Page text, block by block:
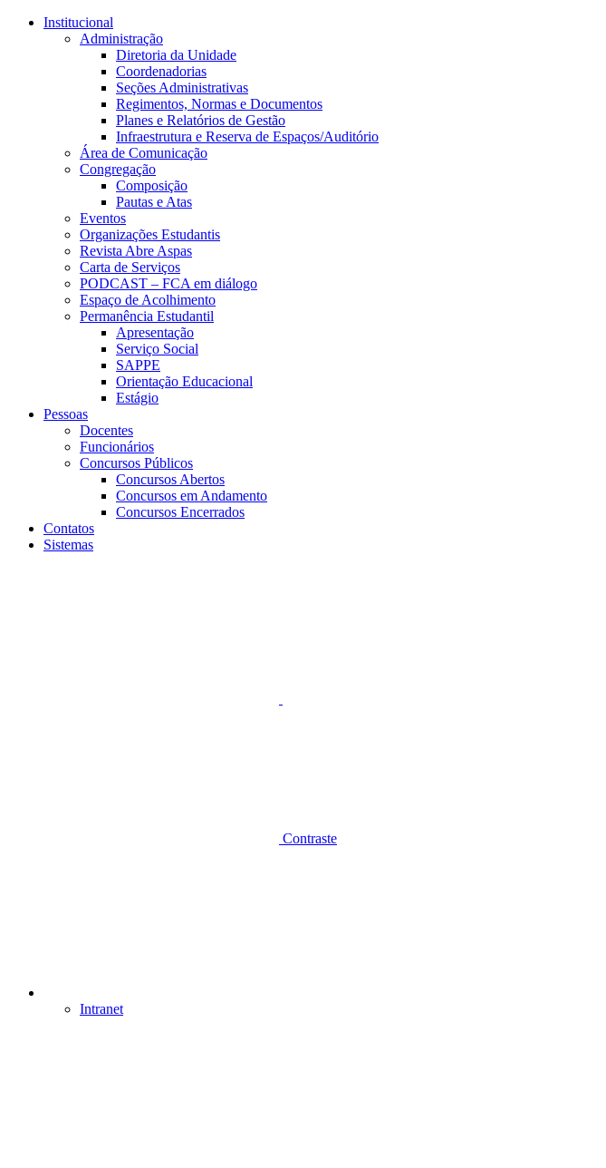
Conteúdo principal
Institucional
Administração
Diretoria da Unidade
Coordenadorias
Seções Administrativas
Regimentos, Normas e Documentos
Planes e Relatórios de Gestão
Infraestrutura e Reserva de Espaços/Auditório
Área de Comunicação
Congregação
Composição
Pautas e Atas
Eventos
Organizações Estudantis
Revista Abre Aspas
Carta de Serviços
PODCAST – FCA em diálogo
Espaço de Acolhimento
Permanência Estudantil
Apresentação
Serviço Social
SAPPE
Orientação Educacional
Estágio
Pessoas
Docentes
Funcionários
Concursos Públicos
Concursos Abertos
Concursos em Andamento
Concursos Encerrados
Contatos
Sistemas
Contraste
Intranet